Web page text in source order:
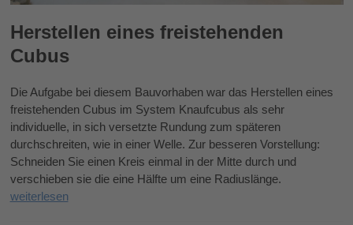
Herstellen eines freistehenden
Cubus
Die Aufgabe bei diesem Bauvorhaben war das Herstellen eines
freistehenden Cubus im System Knaufcubus als sehr
individuelle, in sich versetzte Rundung zum späteren
durchschreiten, wie in einer Welle. Zur besseren Vorstellung:
Schneiden Sie einen Kreis einmal in der Mitte durch und
verschieben sie die eine Hälfte um eine Radiuslänge.
weiterlesen